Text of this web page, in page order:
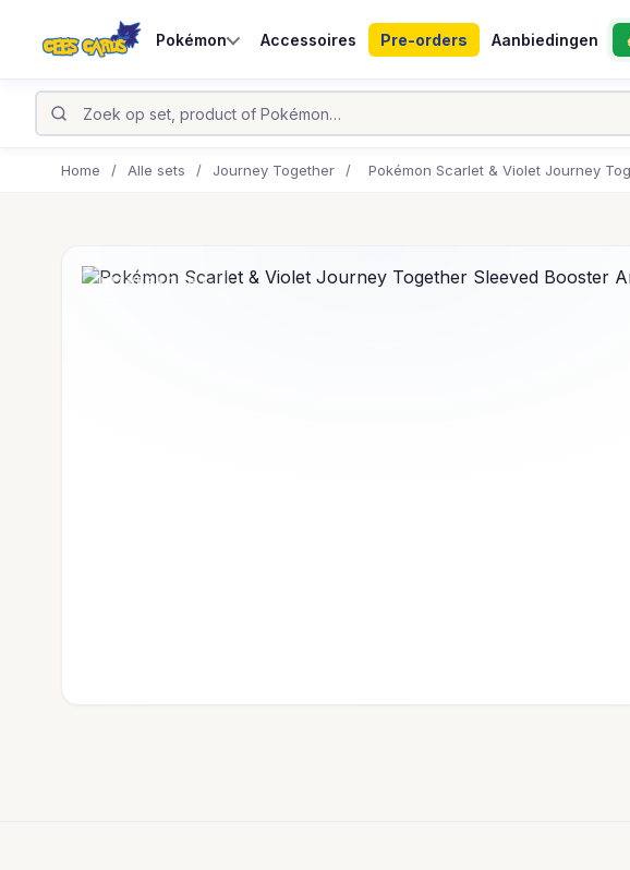
Pokémon Accessoires Pre-orders Aanbiedingen
Home / Alle sets / Journey Together / Pokémon Scarlet & Violet Journey
UITVERKOCHT